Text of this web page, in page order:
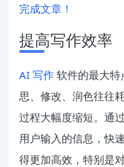
完成文章！
提高写作效率
AI 写作 软件的最大特
思、修改、润色往往
过程大幅度缩短。通
用户输入的信息，快
得更加高效，特别是